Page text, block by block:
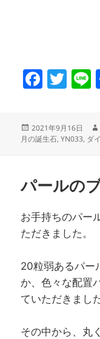
F
e
o
k
T
er
投
稿
2021年9月16日
月の誕生石,YN033, ダ
パールの
お手持ちのパー
ただきました。
20粒弱あるパー
か、色々な配置
ていただきまし
その中から、丸